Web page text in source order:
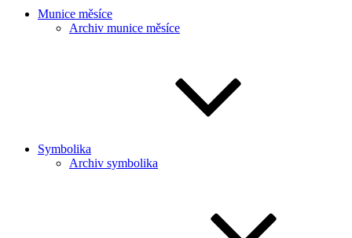
Munice měsíce
Archiv munice měsíce
Symbolika
Archiv symbolika